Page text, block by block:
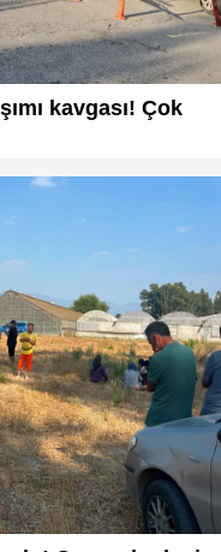
kavgası! Çok